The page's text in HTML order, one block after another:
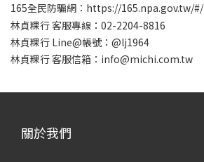
165全民防騙網： https://165.npa.gov.tw/#/
林貞粿行 客服專線：02-2204-8816
林貞粿行 Line@帳號：@lj1964
林貞粿行客服信箱：info@michi.com.tw
關於我們